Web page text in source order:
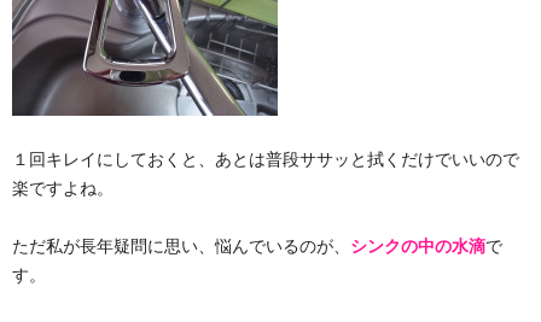
１回キレイにしておくと、あとは普段ササッと拭くだけでいいので
楽ですよね。
ただ私が長年疑問に思い、悩んでいるのが、 シンクの中の水滴で
す。